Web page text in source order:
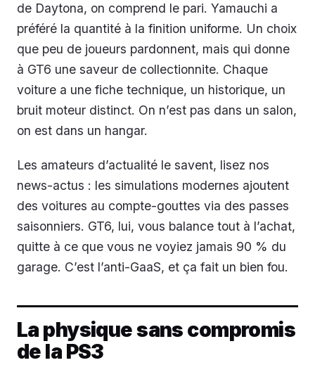
de Daytona, on comprend le pari. Yamauchi a
préféré la quantité à la finition uniforme. Un choix
que peu de joueurs pardonnent, mais qui donne
à GT6 une saveur de collectionnite. Chaque
voiture a une fiche technique, un historique, un
bruit moteur distinct. On n’est pas dans un salon,
on est dans un hangar.
Les amateurs d’actualité le savent, lisez nos
news-actus : les simulations modernes ajoutent
des voitures au compte-gouttes via des passes
saisonniers. GT6, lui, vous balance tout à l’achat,
quitte à ce que vous ne voyiez jamais 90 % du
garage. C’est l’anti-GaaS, et ça fait un bien fou.
La physique sans compromis
de la PS3